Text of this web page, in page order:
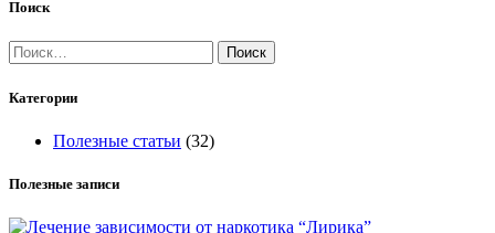
Поиск
Найти:
Категории
Полезные статьи (32)
Полезные записи